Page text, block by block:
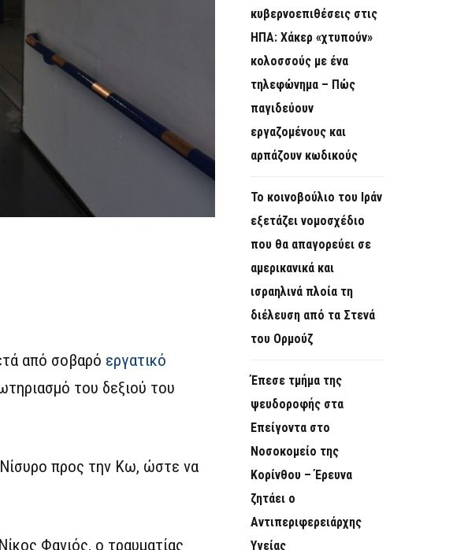
από σοβαρό εργατικό
του δεξιού του
Νίσυρο προς την Κω, ώστε να
Φανιός, ο τραυματίας
κυβερνοεπιθέσεις στις
ΗΠΑ: Χάκερ «χτυπούν»
κολοσσούς με ένα
τηλεφώνημα – Πώς
παγιδεύουν
εργαζομένους και
αρπάζουν κωδικούς
Το κοινοβούλιο του Ιράν
εξετάζει νομοσχέδιο
που θα απαγορεύει σε
αμερικανικά και
ισραηλινά πλοία τη
διέλευση από τα Στενά
του Ορμούζ
Έπεσε τμήμα της
ψευδοροφής στα
Επείγοντα στο
Νοσοκομείο της
Κορίνθου – Έρευνα
ζητάει ο
Αντιπεριφερειάρχης
Υγείας